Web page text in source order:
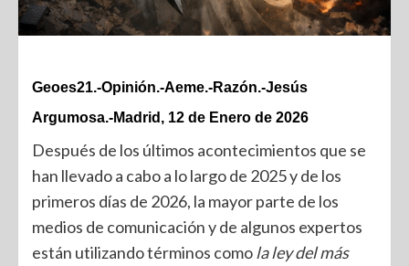
Geoes21.-Opinión.-Aeme.-Razón.-Jesús
Argumosa.-Madrid, 12 de Enero de 2026
Después de los últimos acontecimientos que se
han llevado a cabo a lo largo de 2025 y de los
primeros días de 2026, la mayor parte de los
medios de comunicación y de algunos expertos
están utilizando términos comola ley del más